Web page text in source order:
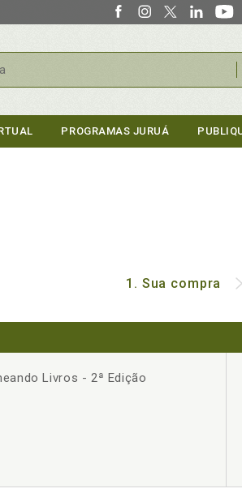
PROGRAMAS JURUÁ
1. Sua compra
Livros - 2ª Edição